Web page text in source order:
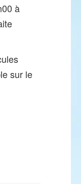
à
sur le